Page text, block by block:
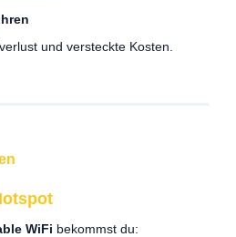
und versteckte Kosten.
WiFi bekommst du: